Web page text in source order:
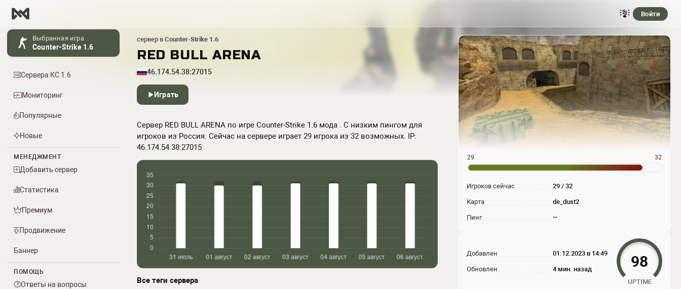
Войти
Выбранная игра
Counter-Strike 1.6
Сервера КС 1.6
Мониторинг
Популярные
Новые
МЕНЕДЖМЕНТ
Добавить сервер
Статистика
Премиум
Продвижение
Баннер
ПОМОЩЬ
Ответы на вопросы
сервер в Counter-Strike 1.6
RED BULL ARENA
46.174.54.38:27015
Играть
Сервер RED BULL ARENA по игре Counter-Strike 1.6 мода . С низким пингом для
игроков из Россия. Сейчас на сервере играет 29 игрока из 32 возможных. IP:
46.174.54.38:27015
Все теги сервера
29 32
Игроков сейчас 29 / 32
Карта de_dust2
Пинг ~
Добавлен 01.12.2023 в 14:49
Обновлен 4 мин. назад 98
UPTIME